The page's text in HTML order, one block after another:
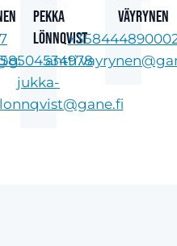
Pekka
Lönnqvist
jukka-
Väyrynen